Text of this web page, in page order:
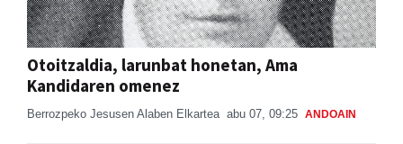
Otoitzaldia, larunbat honetan, Ama
Kandidaren omenez
Berrozpeko Jesusen Alaben Elkartea abu 07, 09:25 ANDOAIN